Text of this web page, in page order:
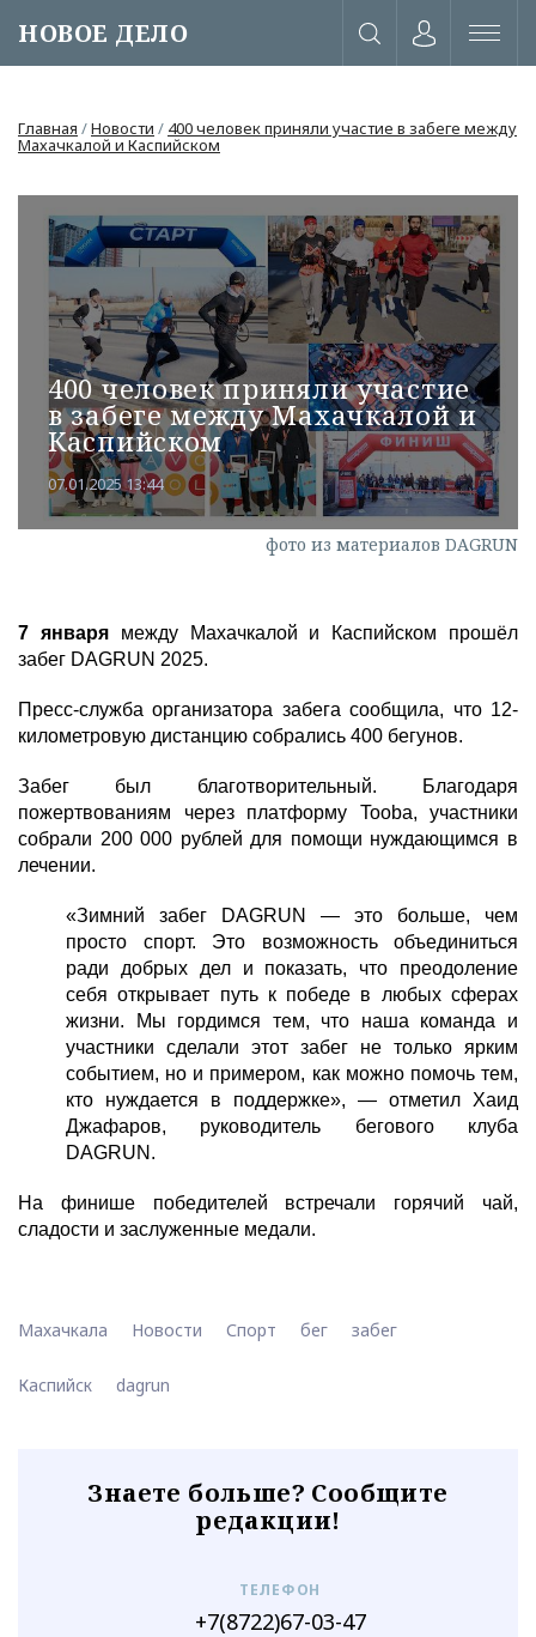
НОВОЕ ДЕЛО
или через соц. сети
Главная /Новости / 400 человек приняли участие в забеге между
Махачкалой и Каспийском
400 человек приняли участие
в забеге между Махачкалой и
Каспийском
07.01.2025 13:44
фото из материалов DAGRUN
7 январямежду Махачкалой и Каспийском прошёл
забег DAGRUN 2025.
Пресс-служба организатора забега сообщила, что 12-
километровую дистанцию собрались 400 бегунов.
Забег был благотворительный. Благодаря
пожертвованиям через платформу Tooba, участники
собрали 200 000 рублей для помощи нуждающимся в
лечении.
«Зимний забег DAGRUN — это больше, чем
просто спорт. Это возможность объединиться
ради добрых дел и показать, что преодоление
себя открывает путь к победе в любых сферах
жизни. Мы гордимся тем, что наша команда и
участники сделали этот забег не только ярким
событием, но и примером, как можно помочь тем,
кто нуждается в поддержке», — отметил Хаид
Джафаров, руководитель бегового клуба
DAGRUN.
На финише победителей встречали горячий чай,
сладости и заслуженные медали.
Махачкала Новости Спорт бег забег
Каспийск dagrun
Знаете больше? Сообщите
редакции!
ТЕЛЕФОН
+7(8722)67-03-47